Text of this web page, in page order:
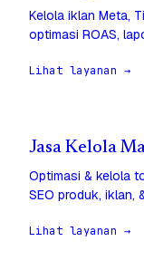
Kelola iklan Meta,
optimasi ROAS,
Lihat layanan →
Jasa Kelola
Optimasi & kelola
SEO produk, iklan,
Lihat layanan →